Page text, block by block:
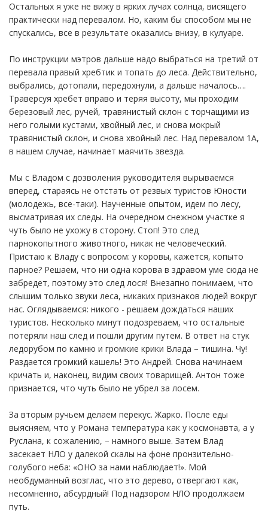
Остальных я уже не вижу в ярких лучах солнца, висящего
практически над перевалом. Но, каким бы способом мы не
спускались, все в результате оказались внизу, в кулуаре.
По инструкции мэтров дальше надо выбраться на третий от
перевала правый хребтик и топать до леса. Действительно,
выбрались, дотопали, передохнули, а дальше началось….
Траверсуя хребет вправо и теряя высоту, мы проходим
березовый лес, ручей, травянистый склон с торчащими из
него голыми кустами, хвойный лес, и снова мокрый
травянистый склон, и снова хвойный лес. Над перевалом 1А,
в нашем случае, начинает маячить звезда.
Мы с Владом с дозволения руководителя вырываемся
вперед, стараясь не отстать от резвых туристов Юности
(молодежь, все-таки). Наученные опытом, идем по лесу,
высматривая их следы. На очередном снежном участке я
чуть было не ухожу в сторону. Стоп! Это след
парнокопытного животного, никак не человеческий.
Пристаю к Владу с вопросом: у коровы, кажется, копыто
парное? Решаем, что ни одна корова в здравом уме сюда не
забредет, поэтому это след лося! Внезапно понимаем, что
слышим только звуки леса, никаких признаков людей вокруг
нас. Оглядываемся: никого - решаем дождаться наших
туристов. Несколько минут подозреваем, что остальные
потеряли наш след и пошли другим путем. В ответ на стук
ледорубом по камню и громкие крики Влада – тишина. Чу!
Раздается громкий кашель! Это Андрей. Снова начинаем
кричать и, наконец, видим своих товарищей. Антон тоже
признается, что чуть было не убрел за лосем.
За вторым ручьем делаем перекус. Жарко. После еды
выясняем, что у Романа температура как у космонавта, а у
Руслана, к сожалению, – намного выше. Затем Влад
засекает НЛО у далекой скалы на фоне пронзительно-
голубого неба: «ОНО за нами наблюдает!». Мой
необдуманный возглас, что это дерево, отвергают как,
несомненно, абсурдный! Под надзором НЛО продолжаем
путь.